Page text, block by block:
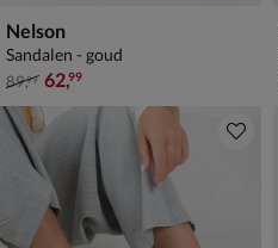
Nelson
Sandalen - goud
van € 89,99 voor € 62,99
89,99 62,99